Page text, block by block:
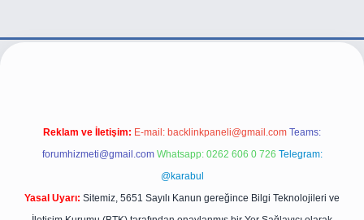
Reklam ve İletişim: E-mail: backlinkpaneli@gmail.com Teams:
forumhizmeti@gmail.com Whatsapp: 0262 606 0 726 Telegram:
@karabul
Yasal Uyarı: Sitemiz, 5651 Sayılı Kanun gereğince Bilgi Teknolojileri ve